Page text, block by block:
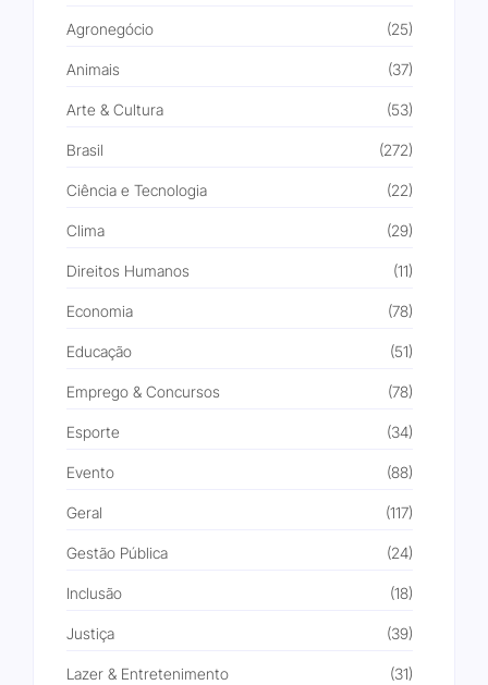
Agronegócio (25)
Animais (37)
Arte & Cultura (53)
Brasil (272)
Ciência e Tecnologia (22)
Clima (29)
Direitos Humanos (11)
Economia (78)
Educação (51)
Emprego & Concursos (78)
Esporte (34)
Evento (88)
Geral (117)
Gestão Pública (24)
Inclusão (18)
Justiça (39)
Lazer & Entretenimento (31)